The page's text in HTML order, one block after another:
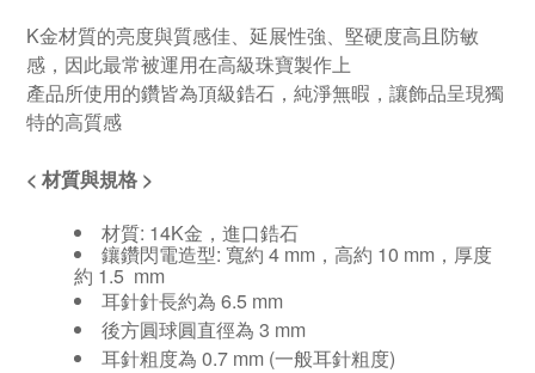
K金材質的亮度與質感佳、延展性強、堅硬度高且防敏
感，因此最常被運用在高級珠寶製作上
產品所使用的鑽皆為頂級鋯石，純淨無暇，讓飾品呈現獨
特的高質感
< 材質與規格 >
材質: 14K金，進口鋯石
鑲鑽閃電造型: 寬約 4 mm，高約 10 mm，厚度
約 1.5 mm
耳針針長約為 6.5 mm
後方圓球圓直徑為 3 mm
耳針粗度為 0.7 mm (一般耳針粗度)